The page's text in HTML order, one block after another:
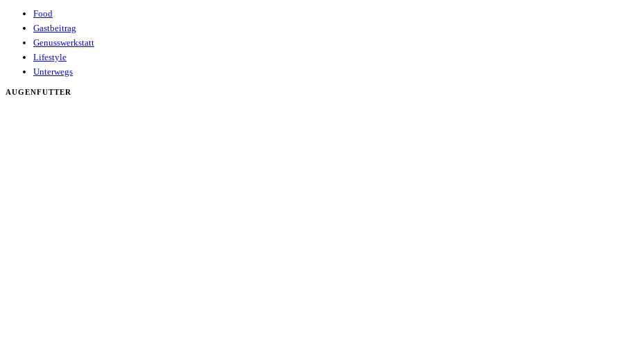
Food
Gastbeitrag
Genusswerkstatt
Lifestyle
Unterwegs
AUGENFUTTER